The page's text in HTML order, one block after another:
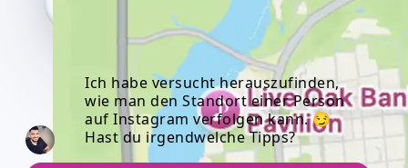
Ich habe versucht herauszufinden,
wie man den Standort einer Person
auf Instagram verfolgen kann. 😏
Hast du irgendwelche Tipps?